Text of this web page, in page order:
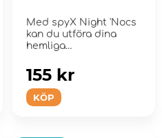
Med spyX Night 'Nocs
kan du utföra dina
hemliga
mör...
KÖP
155 kr